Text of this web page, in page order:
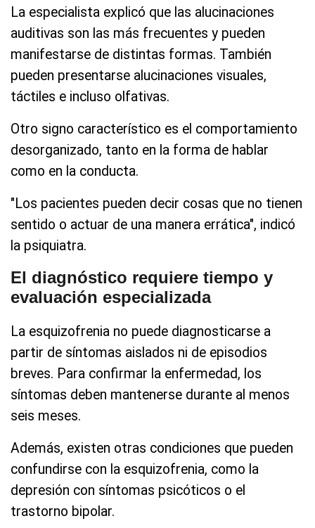
La especialista explicó que las alucinaciones
auditivas son las más frecuentes y pueden
manifestarse de distintas formas. También
pueden presentarse alucinaciones visuales,
táctiles e incluso olfativas.
Otro signo característico es el comportamiento
desorganizado, tanto en la forma de hablar
como en la conducta.
"Los pacientes pueden decir cosas que no tienen
sentido o actuar de una manera errática", indicó
la psiquiatra.
El diagnóstico requiere tiempo y
evaluación especializada
La esquizofrenia no puede diagnosticarse a
partir de síntomas aislados ni de episodios
breves. Para confirmar la enfermedad, los
síntomas deben mantenerse durante al menos
seis meses.
Además, existen otras condiciones que pueden
confundirse con la esquizofrenia, como la
depresión con síntomas psicóticos o el
trastorno bipolar.